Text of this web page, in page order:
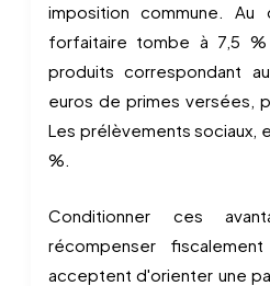
imposition commune. Au
forfaitaire tombe à 7,5
produits correspondant
euros de primes versées,
Les prélèvements sociaux,
%.
Conditionner ces
récompenser
acceptent d'orienter une